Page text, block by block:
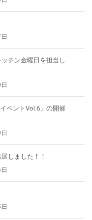
チン金曜日を担当し
ベントVol.6」の開催
しました！！